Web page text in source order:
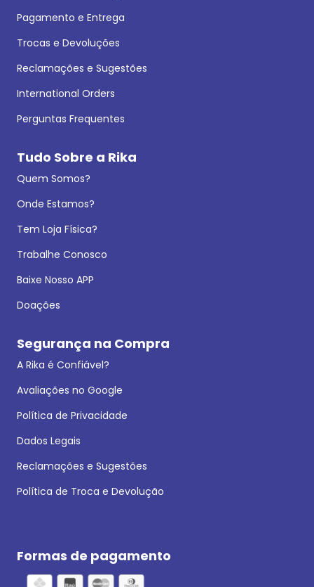
Pagamento e Entrega
Trocas e Devoluções
Reclamações e Sugestões
International Orders
Perguntas Frequentes
Tudo Sobre a Rika
Quem Somos?
Onde Estamos?
Tem Loja Física?
Trabalhe Conosco
Baixe Nosso APP
Doações
Segurança na Compra
A Rika é Confiável?
Avaliações no Google
Política de Privacidade
Dados Legais
Reclamações e Sugestões
Política de Troca e Devolução
Formas de pagamento